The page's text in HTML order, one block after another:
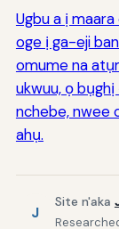
Ugbu a ị
oge ị ga-eji
omume na
ukwuu, ọ
nchebe, nwee
ahụ.
J
Site n'aka